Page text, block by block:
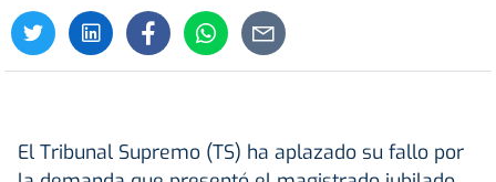
El Tribunal Supremo (TS) ha aplazado su fallo por